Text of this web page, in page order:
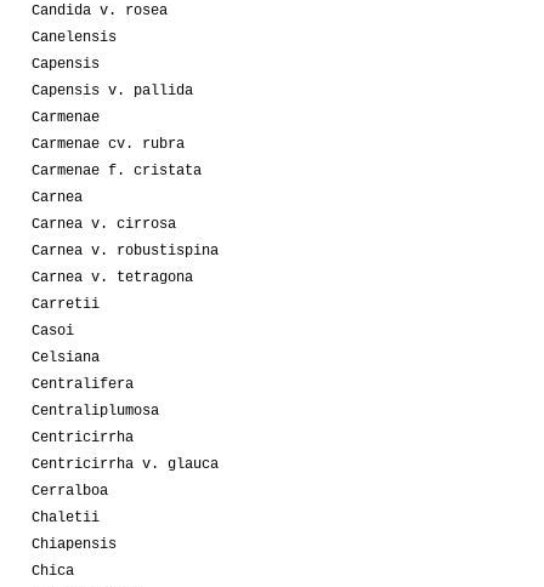
Candida v. rosea
Canelensis
Capensis
Capensis v. pallida
Carmenae
Carmenae cv. rubra
Carmenae f. cristata
Carnea
Carnea v. cirrosa
Carnea v. robustispina
Carnea v. tetragona
Carretii
Casoi
Celsiana
Centralifera
Centraliplumosa
Centricirrha
Centricirrha v. glauca
Cerralboa
Chaletii
Chiapensis
Chica